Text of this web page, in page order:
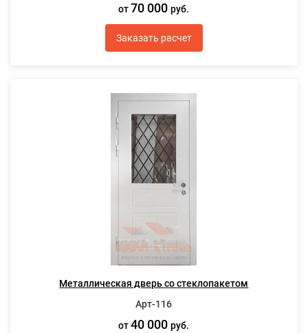
от 70 000руб.
Заказать расчет
Металлическая дверь со стеклопакетом
Арт-116
от40 000руб.